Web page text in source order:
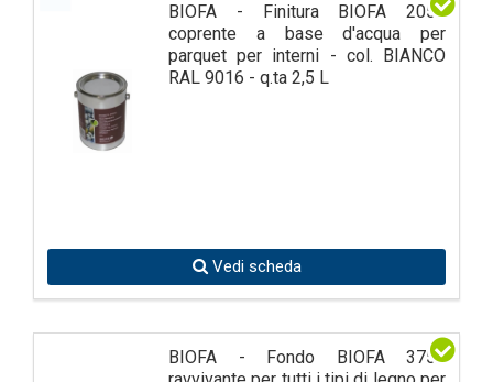
BIOFA - Finitura BIOFA 2059
coprente a base d'acqua per
parquet per interni - col. BIANCO
RAL 9016 - q.ta 2,5 L
Vedi scheda
BIOFA - Fondo BIOFA 3755